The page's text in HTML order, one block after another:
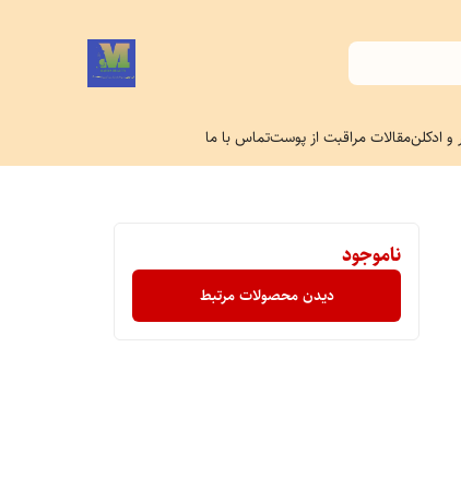
ادکلنمقالات مراقبت از پوستتماس با ما
ناموجود
دیدن محصولات مرتبط